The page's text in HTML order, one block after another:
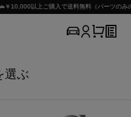
以上ご購入で送料無料（パーツのみの
選ぶ